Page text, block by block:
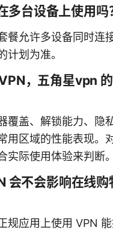
多台设备上使用吗
餐允许多设备同时连
计划为准。
，五角星vpn
覆盖、解锁能力、隐
用区域的性能表现。
实际使用体验来判断。
会不会影响在线购
规应用上使用 VPN